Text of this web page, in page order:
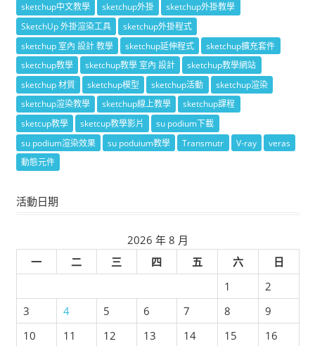
sketchup中文教學
sketchup外掛
sketchup外掛教學
SketchUp 外掛渲染工具
sketchup外掛程式
sketchup 室內 設計 教學
sketchup延伸程式
sketchup擴充套件
sketchup教學
sketchup教學 室內 設計
sketchup教學網站
sketchup 材質
sketchup模型 sketchup活動
sketchup渲染
sketchup渲染教學
sketchup線上教學
sketchup課程
sketcup教學
sketcup教學影片
su podium下載
su podium渲染效果
su poduium教學 Transmutr V-ray
veras
動態元件
活動日期
2026 年 8 月
一
二 三 四 五 六
日
1
2
3
4 5 6 7 8
9
10
11 12 13 14 15 16